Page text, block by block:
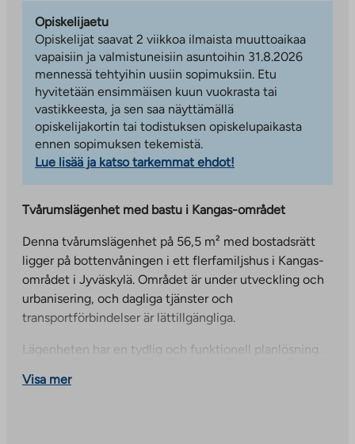
Opiskelijaetu
Opiskelijat saavat 2 viikkoa ilmaista muuttoaikaa
vapaisiin ja valmistuneisiin asuntoihin 31.8.2026
mennessä tehtyihin uusiin sopimuksiin. Etu
hyvitetään ensimmäisen kuun vuokrasta tai
vastikkeesta, ja sen saa näyttämällä
opiskelijakortin tai todistuksen opiskelupaikasta
ennen sopimuksen tekemistä.
Lue lisää ja katso tarkemmat ehdot!
Tvårumslägenhet med bastu i Kangas-området
Denna tvårumslägenhet på 56,5 m² med bostadsrätt
ligger på bottenvåningen i ett flerfamiljshus i Kangas-
området i Jyväskylä. Området är under utveckling och
urbanisering, och dagliga tjänster och
transportförbindelser är lättillgängliga.
Lägenheten har en tydlig och funktionell planlösning.
den enhetliga helheten i vardagsrum och kök gör att
Visa mer